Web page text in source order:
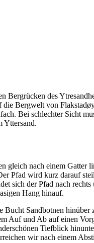
des
Bergwelt von
Bei schlechter Sicht
Yttersand.
nach einem Gatter
Pfad wird kurz darauf
sich der Pfad nach
Hang hinauf.
Sandbotnen
Auf und Ab auf einen
Tiefblick
wir nach einem